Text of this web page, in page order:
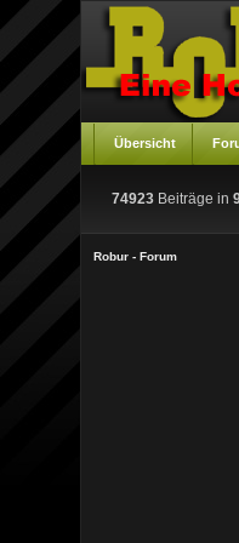
Übersicht
74923 Beiträge in
Robur - Forum